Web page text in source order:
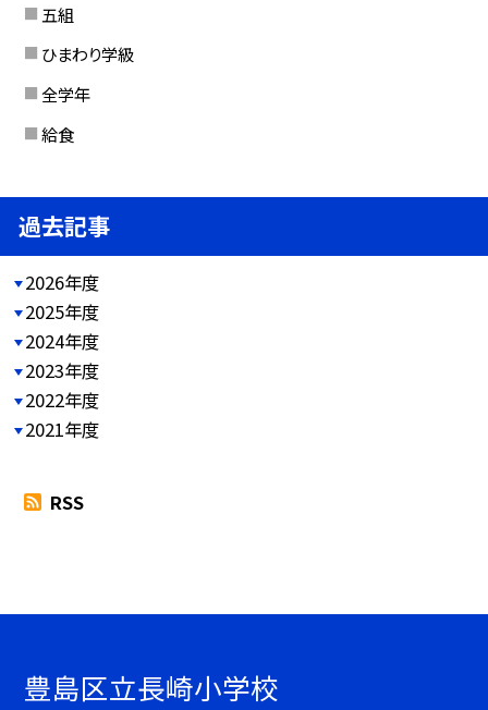
五組
ひまわり学級
全学年
給食
過去記事
2026年度
2025年度
2024年度
2023年度
2022年度
2021年度
RSS
豊島区立長崎小学校